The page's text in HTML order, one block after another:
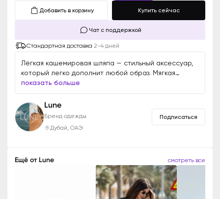
Добавить в корзину Купить сейчас
Чат с поддержкой
Стандартная доставка 2-4 дней
Лёгкая кашемировая шляпа — стильный аксессуар,
который легко дополнит любой образ. Мягкая
текстура и изящный силуэт добавят элегантности, а
дышащая ткань обеспечит комфорт даже в жаркую
погоду.
показать больше
Lune
Бренд одежды
Дубай, ОАЭ
Подписаться
Ещё от Lune смотреть все